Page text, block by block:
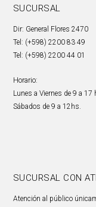
SUCURSAL
Dir: General Flores 2470
Tel: (+598) 2200 83 49
Tel: (+598) 2200 44 01
Horario:
Lunes a Viernes de 9 a 17
Sábados de 9 a 12hs.
SUCURSAL CON
Atención al público